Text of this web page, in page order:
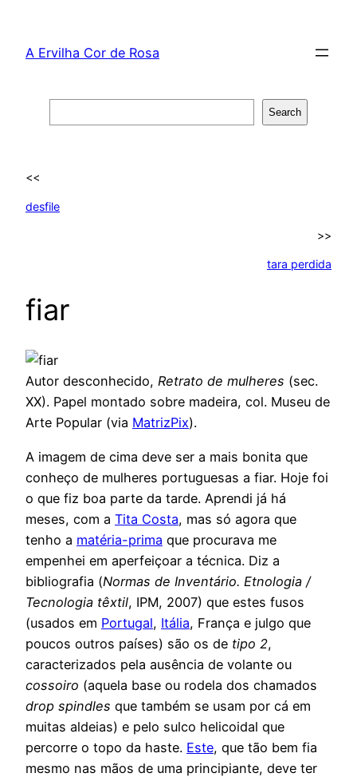
content
A Ervilha Cor de Rosa
Search
<<
desfile
>>
tara perdida
fiar
Autor desconhecido, Retrato de mulheres (sec.
XX). Papel montado sobre madeira, col. Museu de
Arte Popular (via MatrizPix).
A imagem de cima deve ser a mais bonita que
conheço de mulheres portuguesas a fiar. Hoje foi
o que fiz boa parte da tarde. Aprendi já há
meses, com a Tita Costa, mas só agora que
tenho a matéria-prima que procurava me
empenhei em aperfeiçoar a técnica. Diz a
bibliografia (Normas de Inventário. Etnologia /
Tecnologia têxtil, IPM, 2007) que estes fusos
(usados em Portugal, Itália, França e julgo que
poucos outros países) são os de tipo 2,
caracterizados pela ausência de volante ou
cossoiro (aquela base ou rodela dos chamados
drop spindles que também se usam por cá em
muitas aldeias) e pelo sulco helicoidal que
percorre o topo da haste. Este, que tão bem fia
mesmo nas mãos de uma principiante, deve ter